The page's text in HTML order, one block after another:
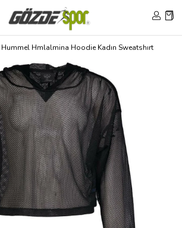
Hummel Hmlalmina Hoodie Kadın Sweatshırt